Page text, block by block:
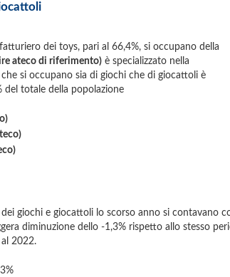
dei toys, pari al 66,4%, si occupano della
ateco di riferimento) è specializzato nella
si occupano sia di giochi che di giocattoli è
del totale della popolazione
giochi e giocattoli lo scorso anno si contavano
diminuzione dello -1,3% rispetto allo stesso
2022.